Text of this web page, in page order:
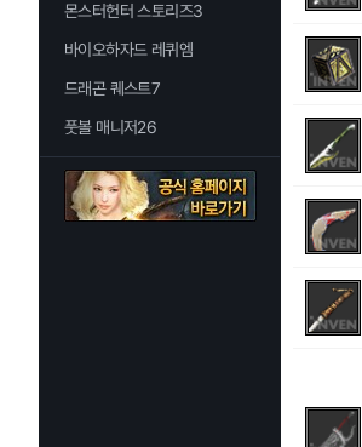
몬스터헌터 스토리즈3
바이오하자드 레퀴엠
드래곤 퀘스트7
풋볼 매니저26